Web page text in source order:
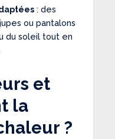
: des
ou pantalons
du soleil tout en
et
la
?